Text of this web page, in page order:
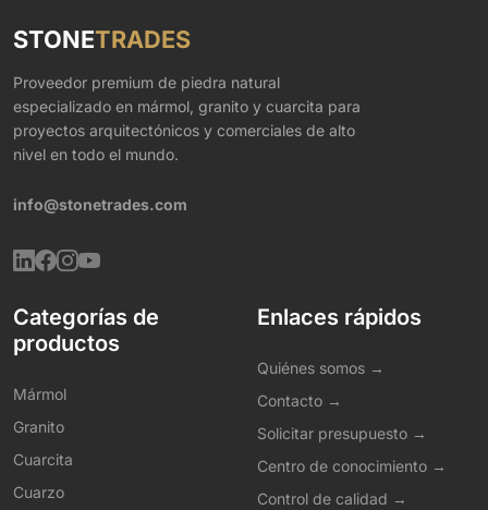
STONETRADES
Proveedor premium de piedra natural
especializado en mármol, granito y cuarcita para
proyectos arquitectónicos y comerciales de alto
nivel en todo el mundo.
info@stonetrades.com
Categorías de
productos
Mármol
Granito
Cuarcita
Cuarzo
Enlaces rápidos
Quiénes somos →
Contacto →
Solicitar presupuesto →
Centro de conocimiento →
Control de calidad →